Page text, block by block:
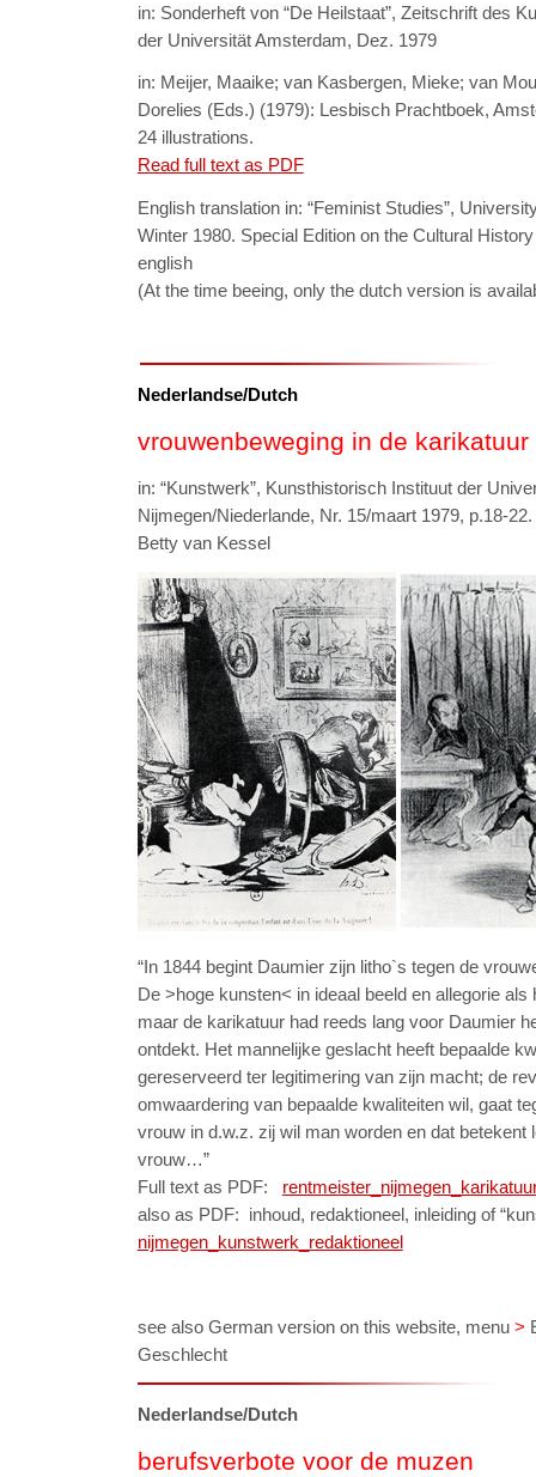
in: Sonderheft von “De Heilstaat”, Zeitschrift des
der Universität Amsterdam, Dez. 1979
in: Meijer, Maaike; van Kasbergen, Mieke; van
Dorelies (Eds.) (1979): Lesbisch Prachtboek,
24 illustrations.
Read full text as PDF
English translation in: “Feminist Studies”,
Winter 1980. Special Edition on the Cultural
english
(At the time beeing, only the dutch version is
Nederlandse/Dutch
vrouwenbeweging in de
in: “Kunstwerk”, Kunsthistorisch Instituut der
Nijmegen/Niederlande, Nr. 15/maart 1979, p.18-
Betty van Kessel
“In 1844 begint Daumier zijn litho`s tegen de
De >hoge kunsten< in ideaal beeld en allegorie
maar de karikatuur had reeds lang voor Daumier
ontdekt. Het mannelijke geslacht heeft bepaalde
gereserveerd ter legitimering van zijn macht; de
omwaardering van bepaalde kwaliteiten wil, gaat
vrouw in d.w.z. zij wil man worden en dat betekent
vrouw…”
Full text as PDF:
also as PDF: inhoud, redaktioneel, inleiding of
nijmegen_kunstwerk_redaktioneel
see also German version on this website, menu >
Geschlecht
Nederlandse/Dutch
berufsverbote voor de muzen